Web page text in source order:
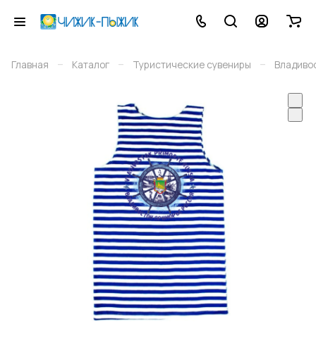
Главная – Каталог – Туристические сувениры –